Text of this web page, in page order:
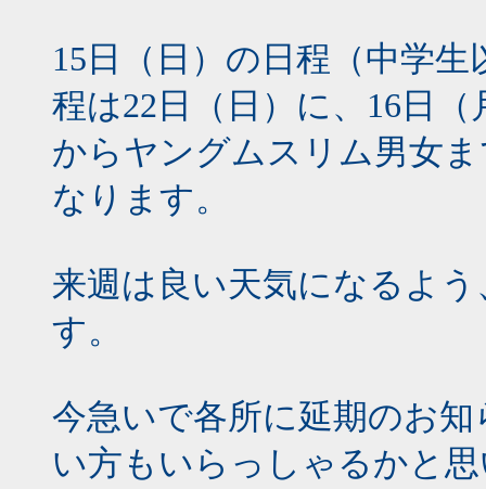
15日（日）の日程（中学
程は22日（日）に、16日
からヤングムスリム男女
なります。
来週は良い天気になるよ
す。
今急いで各所に延期のお
い方もいらっしゃるかと